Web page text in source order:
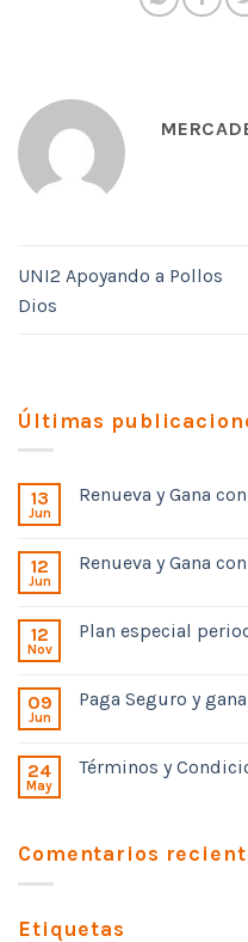
UNI2 Apoyando a Pollos
Dios
Últimas
13
Jun
Renueva y Gana
12
Jun
Renueva y Gana
12
Nov
Plan especial
09
Jun
Paga Seguro y gana
24
May
Términos y
Comentarios
Etiquetas